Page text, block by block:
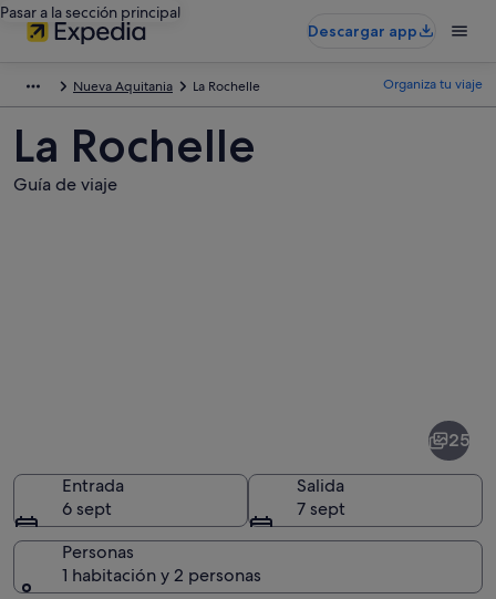
Pasar a la sección principal
Descargar app
Nueva Aquitania La Rochelle Organiza tu viaje
La Rochelle
Guía de viaje
25
Entrada
6 sept
Salida
7 sept
Personas
1 habitación y 2 personas